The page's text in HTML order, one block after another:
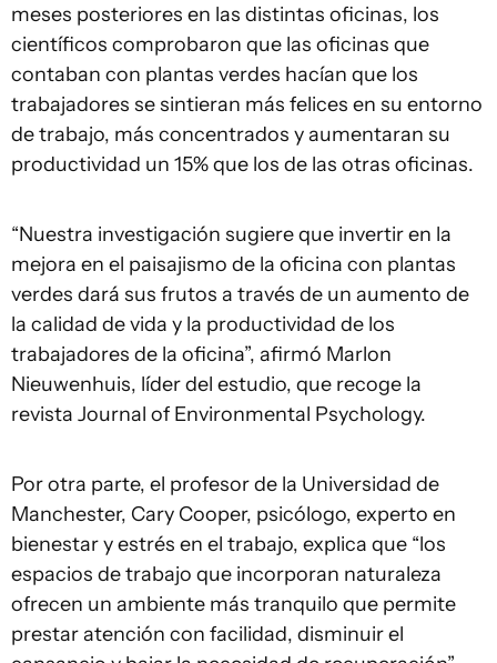
meses posteriores en las distintas oficinas, los
científicos comprobaron que las oficinas que
contaban con plantas verdes hacían que los
trabajadores se sintieran más felices en su entorno
de trabajo, más concentrados y aumentaran su
productividad un 15% que los de las otras oficinas.
“Nuestra investigación sugiere que invertir en la
mejora en el paisajismo de la oficina con plantas
verdes dará sus frutos a través de un aumento de
la calidad de vida y la productividad de los
trabajadores de la oficina”, afirmó Marlon
Nieuwenhuis, líder del estudio, que recoge la
revista Journal of Environmental Psychology.
Por otra parte, el profesor de la Universidad de
Manchester, Cary Cooper, psicólogo, experto en
bienestar y estrés en el trabajo, explica que “los
espacios de trabajo que incorporan naturaleza
ofrecen un ambiente más tranquilo que permite
prestar atención con facilidad, disminuir el